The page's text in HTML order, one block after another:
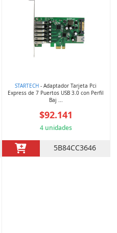
STARTECH - Adaptador Tarjeta Pci
Express de 7 Puertos USB 3.0 con Perfil
Baj ...
$92.141
4 unidades
5B84CC3646